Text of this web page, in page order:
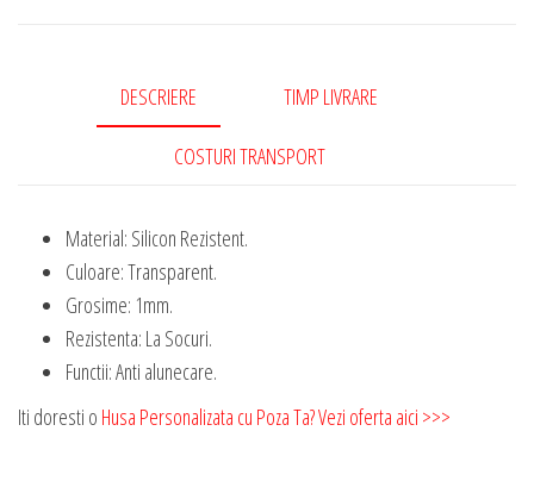
1
mm
Grosime
DESCRIERE TIMP LIVRARE
COSTURI TRANSPORT
Material: Silicon Rezistent.
Culoare: Transparent.
Grosime: 1mm.
Rezistenta: La Socuri.
Functii: Anti alunecare.
Iti doresti o Husa Personalizata cu Poza Ta? Vezi oferta aici >>>